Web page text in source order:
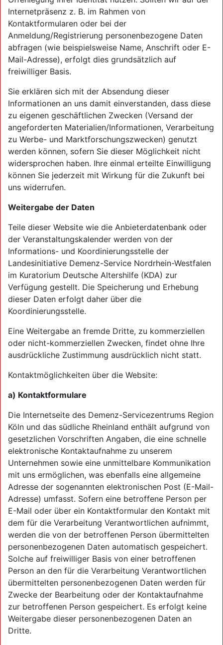
Internetpräsenz z. B. im Rahmen von
Kontaktformularen oder bei der
Anmeldung/Registrierung personenbezogene Daten
abfragen (wie beispielsweise Name, Anschrift oder E-
Mail-Adresse), erfolgt dies grundsätzlich auf
freiwilliger Basis.
Sie erklären sich mit der Absendung dieser
Informationen an uns damit einverstanden, dass diese
zu eigenen geschäftlichen Zwecken (Versand der
angeforderten Materialien/Informationen, Verarbeitung
zu Werbe- und Marktforschungszwecken) genutzt
werden können, sofern Sie dieser Möglichkeit nicht
widersprochen haben. Ihre einmal erteilte Einwilligung
können Sie jederzeit mit Wirkung für die Zukunft bei
uns widerrufen.
Weitergabe der Daten
Teile dieser Website wie die Anbieterdatenbank oder
der Veranstaltungskalender werden von der
Informations- und Koordinierungsstelle der
Landesinitiative Demenz-Service Nordrhein-Westfalen
im Kuratorium Deutsche Altershilfe (KDA) zur
Verfügung gestellt. Die Speicherung und Erhebung
dieser Daten erfolgt daher über die
Koordinierungsstelle.
Eine Weitergabe an fremde Dritte, zu kommerziellen
oder nicht-kommerziellen Zwecken, findet ohne Ihre
ausdrückliche Zustimmung ausdrücklich nicht statt.
Kontaktmöglichkeiten über die Website:
a) Kontaktformulare
Die Internetseite des Demenz-Servicezentrums Region
Köln und das südliche Rheinland enthält aufgrund von
gesetzlichen Vorschriften Angaben, die eine schnelle
elektronische Kontaktaufnahme zu unserem
Unternehmen sowie eine unmittelbare Kommunikation
mit uns ermöglichen, was ebenfalls eine allgemeine
Adresse der sogenannten elektronischen Post (E-Mail-
Adresse) umfasst. Sofern eine betroffene Person per
E-Mail oder über ein Kontaktformular den Kontakt mit
dem für die Verarbeitung Verantwortlichen aufnimmt,
werden die von der betroffenen Person übermittelten
personenbezogenen Daten automatisch gespeichert.
Solche auf freiwilliger Basis von einer betroffenen
Person an den für die Verarbeitung Verantwortlichen
übermittelten personenbezogenen Daten werden für
Zwecke der Bearbeitung oder der Kontaktaufnahme
zur betroffenen Person gespeichert. Es erfolgt keine
Weitergabe dieser personenbezogenen Daten an
Dritte.